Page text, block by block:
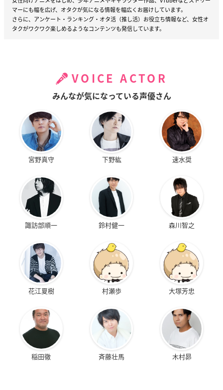
マーにも幅を広げ、オタクが気になる情報を幅広くお届けしています。
さらに、アンケート・ランキング・オタ活（推し活）お役立ち情報など、女性オ
タクがワクワク楽しめるようなコンテンツも発信しています。
VOICE ACTOR
みんなが気になっている声優さん
宮野真守 下野紘 速水奨
諏訪部順一 鈴村健一 森川智之
花江夏樹 村瀬歩 大塚芳忠
稲田徹 斉藤壮馬 木村昴